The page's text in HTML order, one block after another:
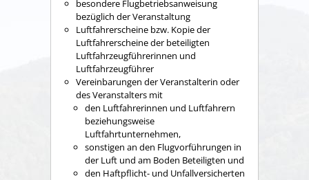
besondere Flugbetriebsanweisung
bezüglich der Veranstaltung
Luftfahrerscheine bzw. Kopie der
Luftfahrerscheine der beteiligten
Luftfahrzeugführerinnen und
Luftfahrzeugführer
Vereinbarungen der Veranstalterin oder
des Veranstalters mit
den Luftfahrerinnen und Luftfahrern
beziehungsweise
Luftfahrtunternehmen,
sonstigen an den Flugvorführungen in
der Luft und am Boden Beteiligten und
den Haftpflicht- und Unfallversicherten